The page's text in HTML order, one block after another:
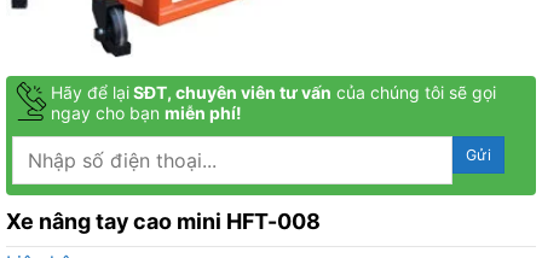
Hãy để lạiSĐT, chuyên viên tư vấn của chúng tôi sẽ gọi
ngay cho bạn miễn phí!
Xe nâng tay cao mini HFT-008